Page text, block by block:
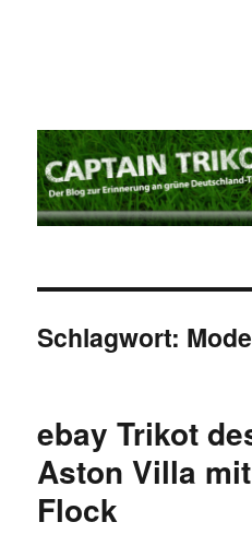
Schlagwort: Mode
ebay Trikot
Aston Villa
Flock